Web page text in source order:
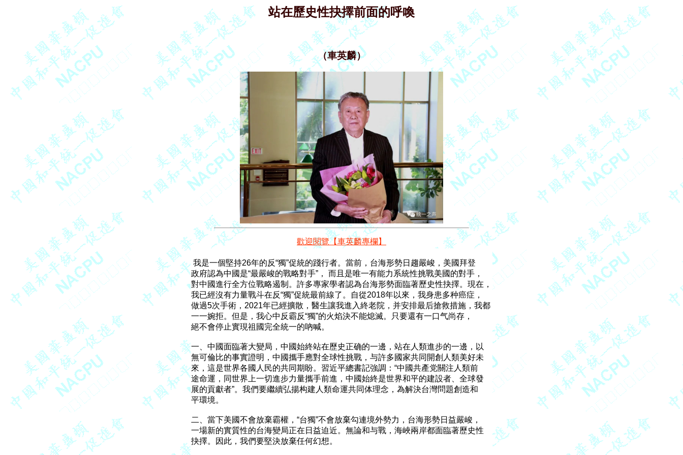
站在歷史性抉擇前面的呼喚
（車英麟）
歡迎閱覽【車英麟專欄】
我是一個堅持26年的反“獨”促統的踐行者。當前，台海形勢日趨嚴峻，美國拜登
政府認為中國是“最嚴峻的戰略對手”， 而且是唯一有能力系統性挑戰美國的對手，
對中國進行全方位戰略遏制。許多專家學者認為台海形勢面臨著歷史性抉擇。現在，
我已經沒有力量戰斗在反“獨”促統最前線了。自從2018年以來，我身患多种癌症，
做過5次手術，2021年已經擴散，醫生讓我進入終老院，并安排最后搶救措施，我都
一一婉拒。但是，我心中反霸反“獨”的火焰決不能熄滅。只要還有一口气尚存，
絕不會停止實現祖國完全統一的吶喊。
一、中國面臨著大變局，中國始終站在歷史正确的一邊，站在人類進步的一邊，以
無可倫比的事實證明，中國攜手應對全球性挑戰，与許多國家共同開創人類美好未
來，這是世界各國人民的共同期盼。習近平總書記強調：“中國共產党關注人類前
途命運，同世界上一切進步力量攜手前進，中國始終是世界和平的建設者、全球發
展的貢獻者”。我們要繼續弘揚构建人類命運共同体理念，為解決台灣問題創造和
平環境。
二、當下美國不會放棄霸權，“台獨”不會放棄勾連境外勢力，台海形勢日益嚴峻，
一場新的實質性的台海變局正在日益迫近。無論和与戰，海峽兩岸都面臨著歷史性
抉擇。因此，我們要堅決放棄任何幻想。